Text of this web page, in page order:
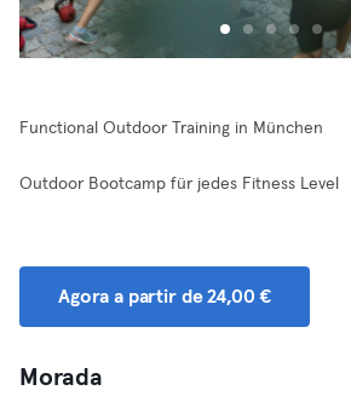
Functional Outdoor Training in München
Outdoor Bootcamp für jedes Fitness Level
Agora a partir de 24,00 €
Morada